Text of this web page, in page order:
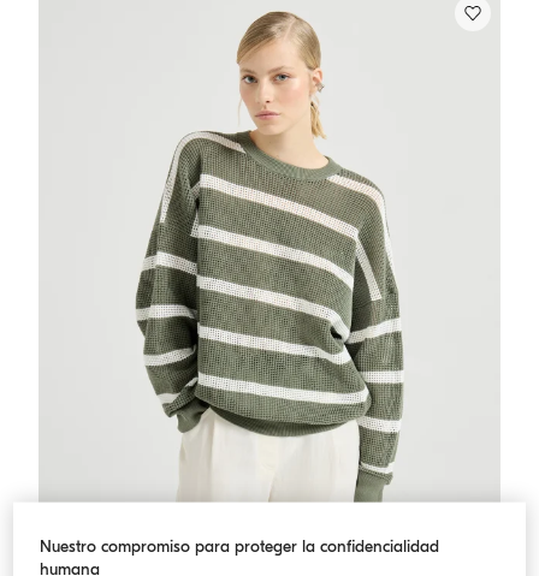
Nuestro compromiso para proteger la confidencialidad
humana